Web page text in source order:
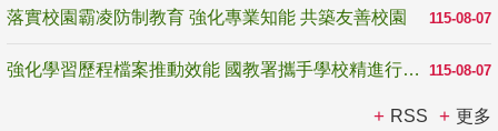
115-08-07
落實校園霸凌防制教育 強化專業知能 共築友善校園
115-08-07
強化學習歷程檔案推動效能 國教署攜手學校精進行政與教學支持
RSS 更多